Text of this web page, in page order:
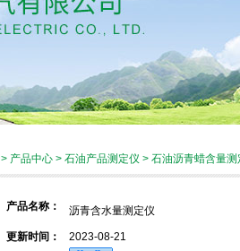
> 产品中心 > 石油产品测定仪 > 石油沥青蜡含量测
产品名称： 沥青含水量测定仪
更新时间：
2023-08-21